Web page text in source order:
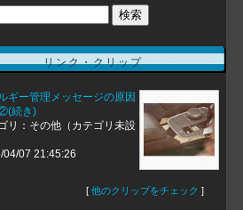
リンク・クリップ
ギー管理メッセージの原因
続き)
リ：その他（カテゴリ未設
04/07 21:45:26
[ 他のクリップをチェック ]